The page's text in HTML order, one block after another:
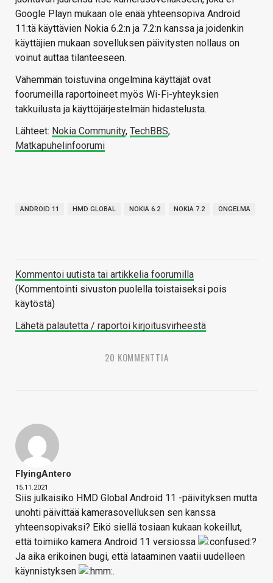
Google Playn mukaan ole enää yhteensopiva Android
11:tä käyttävien Nokia 6.2:n ja 7.2:n kanssa ja joidenkin
käyttäjien mukaan sovelluksen päivitysten nollaus on
voinut auttaa tilanteeseen.
Vähemmän toistuvina ongelmina käyttäjät ovat
foorumeilla raportoineet myös Wi-Fi-yhteyksien
takkuilusta ja käyttöjärjestelmän hidastelusta.
Lähteet: Nokia Community, TechBBS,
Matkapuhelinfoorumi
ANDROID 11 HMD GLOBAL NOKIA 6.2 NOKIA 7.2 ONGELMA
Kommentoi uutista tai artikkelia foorumilla
(Kommentointi sivuston puolella toistaiseksi pois
käytöstä)
Lähetä palautetta / raportoi kirjoitusvirheestä
20 KOMMENTTIA
FlyingAntero
15.11.2021
Siis julkaisiko HMD Global Android 11 -päivityksen mutta
unohti päivittää kamerasovelluksen sen kanssa
yhteensopivaksi? Eikö siellä tosiaan kukaan kokeillut,
että toimiiko kamera Android 11 versiossa
?
Ja aika erikoinen bugi, että lataaminen vaatii uudelleen
käynnistyksen
.